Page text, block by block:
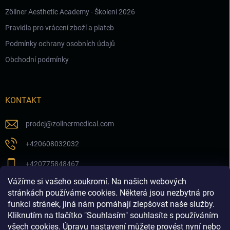
Vážíme si vašeho soukromí. Na našich webových
stránkách používáme cookies. Některá jsou nezbytná pro
funkci stránek, jiná nám pomáhají zlepšovat naše služby.
Kliknutím na tlačítko "Souhlasím" souhlasíte s používáním
všech cookies. Úpravu nastavení můžete provést nyní nebo
Zöllner Aesthetic Academy - Školení 2026
Pravidla pro vrácení zboží a plateb
Podmínky ochrany osobních údajů
Obchodní podmínky
KONTAKT
prodej@zollnermedical.com
+420608032032
+420775848467
Sledujte nás na našem FB profilu
zollnermedical_eu